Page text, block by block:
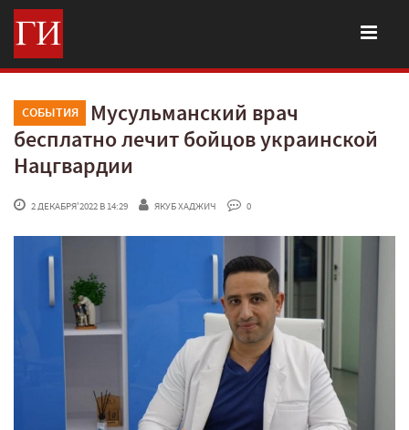
СОБЫТИЯ
Мусульманский врач
бесплатно лечит бойцов украинской
Нацгвардии
2 ДЕКАБРЯ'2022 В 14:29 ЯКУБ ХАДЖИЧ 0